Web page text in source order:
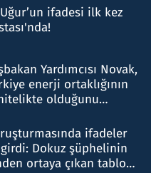
ifadesi ilk kez
Yardımcısı Novak,
enerji ortaklığının
olduğunu
ifadeler
Dokuz şüphelinin
ortaya çıkan tablo